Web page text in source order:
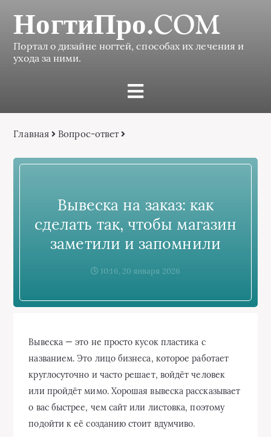
НогтиПро.COM
Портал о дизайне ногтей, способах их лечения и
ухода за ними.
Главная Вопрос-ответ
Вывеска на заказ: как
сделать так, чтобы магазин
заметили и запомнили
10:16, 20 января 2026
Вывеска — это не просто кусок пластика с
названием. Это лицо бизнеса, которое работает
круглосуточно и часто решает, войдёт человек
или пройдёт мимо. Хорошая вывеска рассказывает
о вас быстрее, чем сайт или листовка, поэтому
подойти к её созданию стоит вдумчиво.